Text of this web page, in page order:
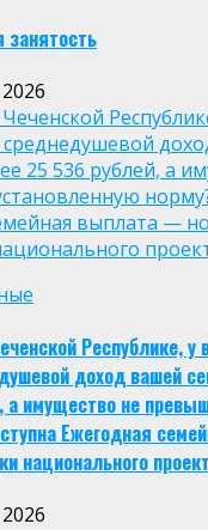
среднедушевой
25 536 рублей, а
выплата —
Республике, у
доход вашей
а имущество не
Ежегодная
национального